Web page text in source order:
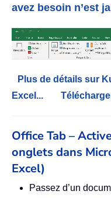
avez besoin n’est
Plus de détails sur
Excel...
Office Tab –
onglets dans
Excel)
Passez d’un